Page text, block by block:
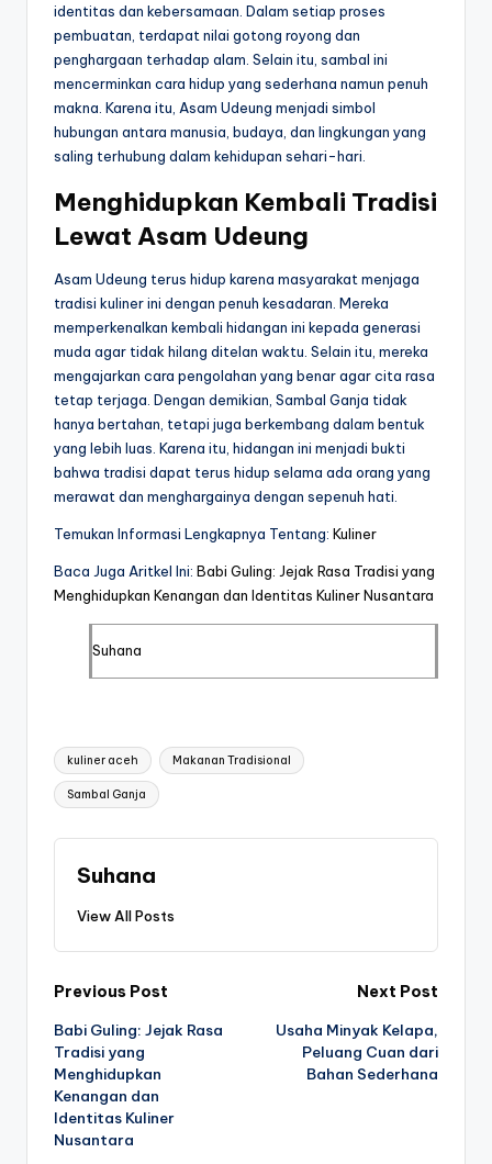
identitas dan kebersamaan. Dalam setiap proses
pembuatan, terdapat nilai gotong royong dan
penghargaan terhadap alam. Selain itu, sambal ini
mencerminkan cara hidup yang sederhana namun penuh
makna. Karena itu, Asam Udeung menjadi simbol
hubungan antara manusia, budaya, dan lingkungan yang
saling terhubung dalam kehidupan sehari-hari.
Menghidupkan Kembali Tradisi
Lewat Asam Udeung
Asam Udeung terus hidup karena masyarakat menjaga
tradisi kuliner ini dengan penuh kesadaran. Mereka
memperkenalkan kembali hidangan ini kepada generasi
muda agar tidak hilang ditelan waktu. Selain itu, mereka
mengajarkan cara pengolahan yang benar agar cita rasa
tetap terjaga. Dengan demikian, Sambal Ganja tidak
hanya bertahan, tetapi juga berkembang dalam bentuk
yang lebih luas. Karena itu, hidangan ini menjadi bukti
bahwa tradisi dapat terus hidup selama ada orang yang
merawat dan menghargainya dengan sepenuh hati.
Temukan Informasi Lengkapnya Tentang: Kuliner
Baca Juga Aritkel Ini: Babi Guling: Jejak Rasa Tradisi yang
Menghidupkan Kenangan dan Identitas Kuliner Nusantara
Suhana
Tags:
kuliner aceh Makanan Tradisional
Sambal Ganja
Suhana
View All Posts
Post
navigation
Previous Post
Babi Guling: Jejak Rasa
Tradisi yang
Menghidupkan
Kenangan dan
Identitas Kuliner
Nusantara
Next Post
Usaha Minyak Kelapa,
Peluang Cuan dari
Bahan Sederhana